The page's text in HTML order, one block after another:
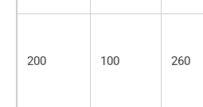
200 100 260